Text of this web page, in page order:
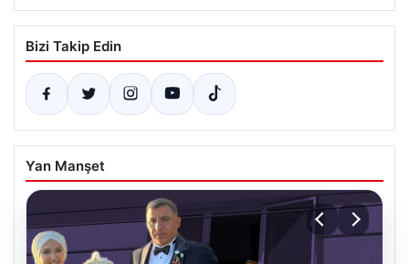
Bizi Takip Edin
Yan Manşet